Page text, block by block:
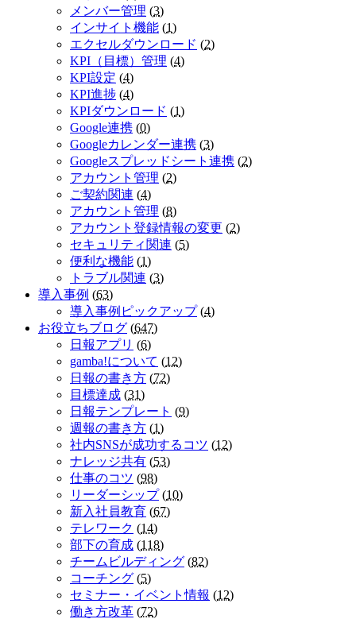
メンバー管理 (3)
インサイト機能 (1)
エクセルダウンロード (2)
KPI（目標）管理 (4)
KPI設定 (4)
KPI進捗 (4)
KPIダウンロード (1)
Google連携 (0)
Googleカレンダー連携 (3)
Googleスプレッドシート連携 (2)
アカウント管理 (2)
ご契約関連 (4)
アカウント管理 (8)
アカウント登録情報の変更 (2)
セキュリティ関連 (5)
便利な機能 (1)
トラブル関連 (3)
導入事例 (63)
導入事例ピックアップ(4)
お役立ちブログ (647)
日報アプリ (6)
gamba!について (12)
日報の書き方 (72)
目標達成 (31)
日報テンプレート (9)
週報の書き方 (1)
社内SNSが成功するコツ (12)
ナレッジ共有 (53)
仕事のコツ (98)
リーダーシップ(10)
新入社員教育 (67)
テレワーク (14)
部下の育成 (118)
チームビルディング (82)
コーチング (5)
セミナー・イベント情報 (12)
働き方改革 (72)